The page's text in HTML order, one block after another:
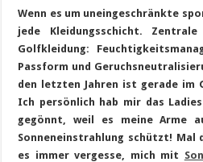
Wenn es um uneingeschränkte
jede Kleidungsschicht.
Golfkleidung:
Passform und
den letzten Jahren ist gerade im
Ich persönlich hab mir das
gegönnt, weil es meine Arme
Sonneneinstrahlung schützt! Mal
es immer vergesse, mich mit